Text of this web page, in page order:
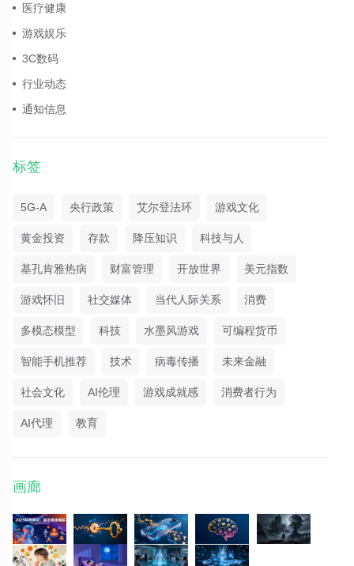
医疗健康
游戏娱乐
3C数码
行业动态
通知信息
标签
5G-A 央行政策 艾尔登法环 游戏文化
黄金投资 存款 降压知识 科技与人
基孔肯雅热病 财富管理 开放世界 美元指数
游戏怀旧 社交媒体 当代人际关系 消费
多模态模型 科技 水墨风游戏 可编程货币
智能手机推荐 技术 病毒传播 未来金融
社会文化 AI伦理 游戏成就感 消费者行为
AI代理 教育
画廊